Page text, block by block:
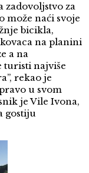
zadovoljstvo za
može naći svoje
bicikla,
na planini
a na
turisti najviše
rekao je
u svom
je Vile Ivona,
gostiju